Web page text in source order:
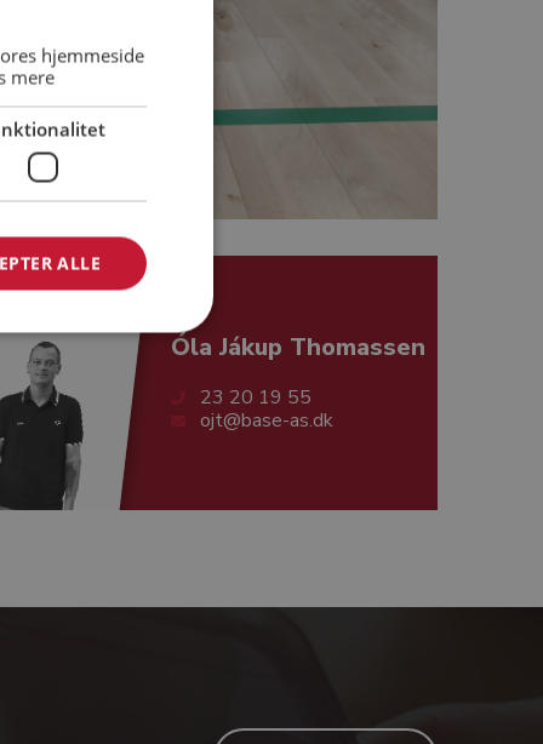
Óla Jákup Thomassen
23 20 19 55
ojt@base-as.dk
hjemmeside
mere
ALLE